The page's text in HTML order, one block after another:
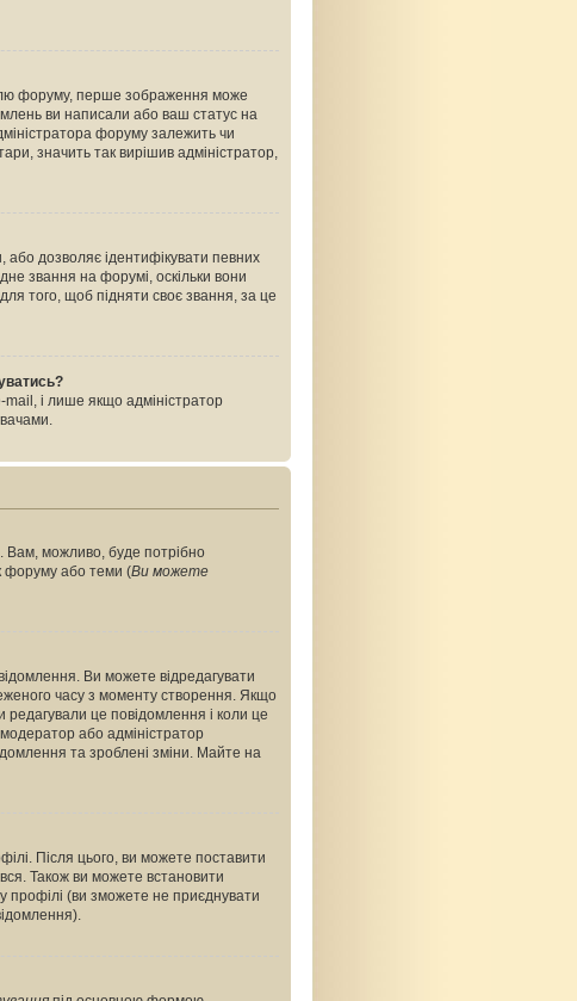
форуму, перше зображення може
ви написали або ваш статус на
форуму залежить чи
значить так вирішив адміністратор,
або дозволяє ідентифікувати певних
звання на форумі, оскільки вони
того, щоб підняти своє звання, за це
і лише якщо адміністратор
Вам, можливо, буде потрібно
форуму або теми (Ви можете
Ви можете відредагувати
часу з моменту створення. Якщо
редагували це повідомлення і коли це
або адміністратор
та зроблені зміни. Майте на
Після цього, ви можете поставити
Також ви можете встановити
профілі (ви зможете не приєднувати